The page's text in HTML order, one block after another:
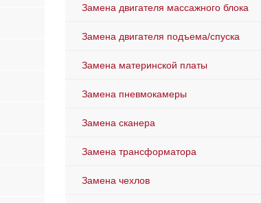
Замена двигателя массажного блока
Замена двигателя подъема/спуска
Замена материнской платы
Замена пневмокамеры
Замена сканера
Замена трансформатора
Замена чехлов